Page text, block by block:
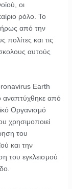
οι
ρόλο. Το
από την
και τις
αυτούς
Earth
αναπτύχθηκε από
Οργανισμό
χρησιμοποιεί
του
και την
του εγκλεισμού